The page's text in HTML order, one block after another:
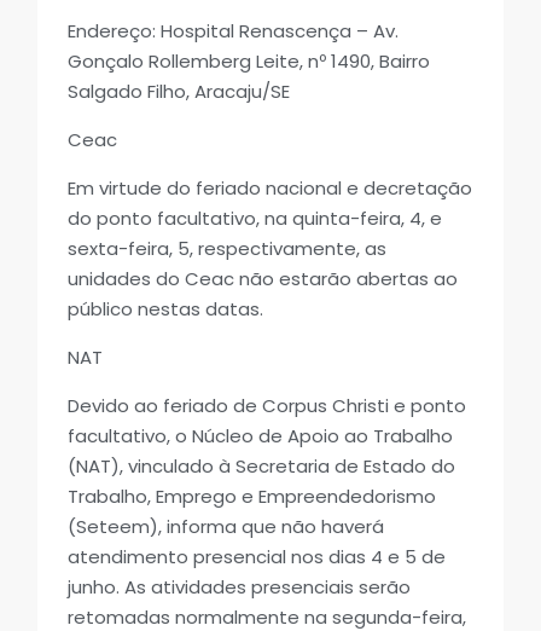
Endereço: Hospital Renascença – Av.
Gonçalo Rollemberg Leite, nº 1490, Bairro
Salgado Filho, Aracaju/SE
Ceac
Em virtude do feriado nacional e decretação
do ponto facultativo, na quinta-feira, 4, e
sexta-feira, 5, respectivamente, as
unidades do Ceac não estarão abertas ao
público nestas datas.
NAT
Devido ao feriado de Corpus Christi e ponto
facultativo, o Núcleo de Apoio ao Trabalho
(NAT), vinculado à Secretaria de Estado do
Trabalho, Emprego e Empreendedorismo
(Seteem), informa que não haverá
atendimento presencial nos dias 4 e 5 de
junho. As atividades presenciais serão
retomadas normalmente na segunda-feira,